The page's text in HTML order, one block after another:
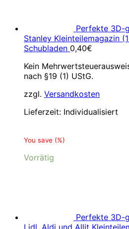
Perfekte 3D-
Stanley Kleinteilemagazin
Schubladen 0,40€
Kein
nach §19 (1) UStG.
zzgl. Versandkosten
Lieferzeit: Individualisiert
You save (%)
Vorrätig
Perfekte 3D-
Lidl, Aldi und Allit